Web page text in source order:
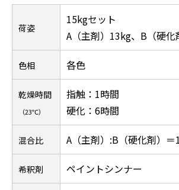
荷姿
15kgセット
A（主剤）13kg、B（硬
色相 各色
乾燥時間
（23℃）
指触：1時間
硬化：6時間
混合比 A（主剤）:B（硬化剤）＝
希釈剤 ペイントシンナー